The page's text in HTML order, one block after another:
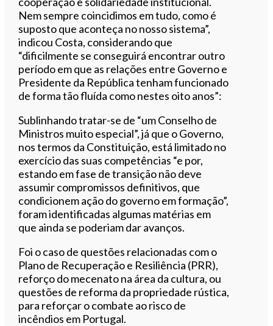
Nem sempre coincidimos em tudo, como é
suposto que aconteça no nosso sistema”,
indicou Costa, considerando que
“dificilmente se conseguirá encontrar outro
período em que as relações entre Governo e
Presidente da República tenham funcionado
de forma tão fluída como nestes oito anos”:
Sublinhando tratar-se de “um Conselho de
Ministros muito especial”, já que o Governo,
nos termos da Constituição, está limitado no
exercício das suas competências “e por,
estando em fase de transição não deve
assumir compromissos definitivos, que
condicionem ação do governo em formação”,
foram identificadas algumas matérias em
que ainda se poderiam dar avanços.
Foi o caso de questões relacionadas com o
Plano de Recuperação e Resiliência (PRR),
reforço do mecenato na área da cultura, ou
questões de reforma da propriedade rústica,
para reforçar o combate ao risco de
incêndios em Portugal.